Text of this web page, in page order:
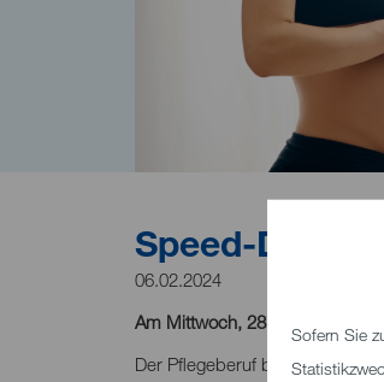
Sofern Sie
Speed-Dating
06.02.2024
Am Mittwoch, 28. Februar
Der Pflegeberuf bietet gute